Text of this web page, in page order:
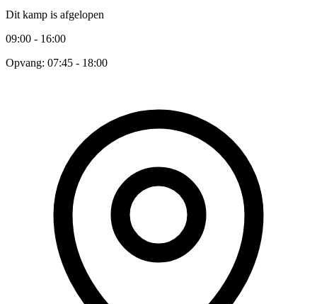
Dit kamp is afgelopen
09:00 - 16:00
Opvang: 07:45 - 18:00